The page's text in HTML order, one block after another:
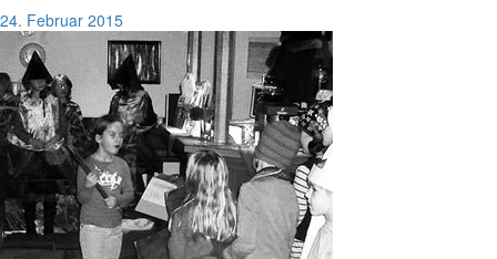
24. Februar 2015